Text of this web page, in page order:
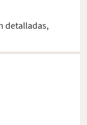
detalladas,